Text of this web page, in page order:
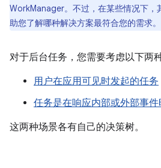
WorkManager。不过，在某些情况下，
助您了解哪种解决方案最符合您的需求。
对于后台任务，您需要考虑以下两
用户在应用可见时发起的任务
任务是在响应内部或外部事件
这两种场景各有自己的决策树。